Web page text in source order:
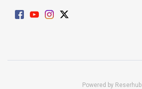
Powered by Reserhub